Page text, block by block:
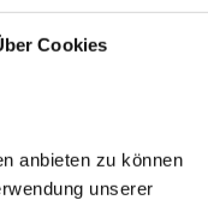
Cookies
anbieten zu können
unserer